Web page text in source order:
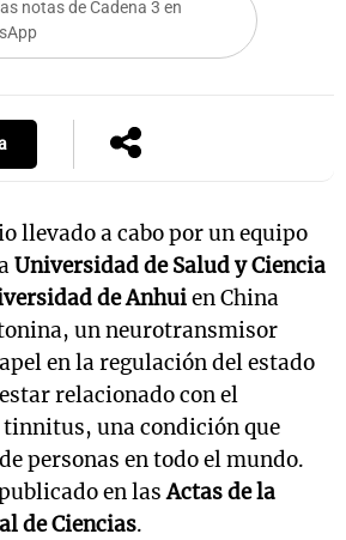
notas de Cadena 3 en
llevado a cabo por un equipo
Universidad de Salud y Ciencia
de Anhuien China
un neurotransmisor
en la regulación del estado
relacionado con el
una condición que
personas en todo el mundo.
en lasActas de la
de Ciencias.